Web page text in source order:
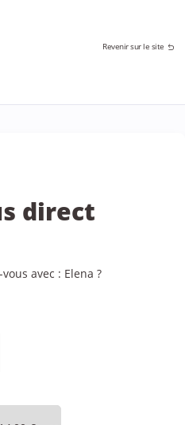
Revenir sur le site
direct
avec : Elena ?